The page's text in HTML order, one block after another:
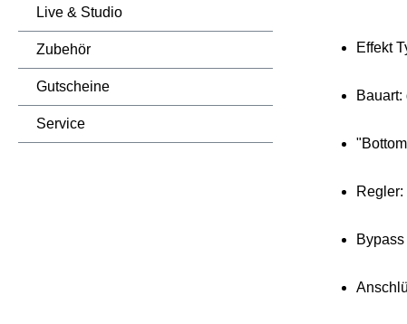
Live & Studio
Zubehör
Gutscheine
Service
Effekt